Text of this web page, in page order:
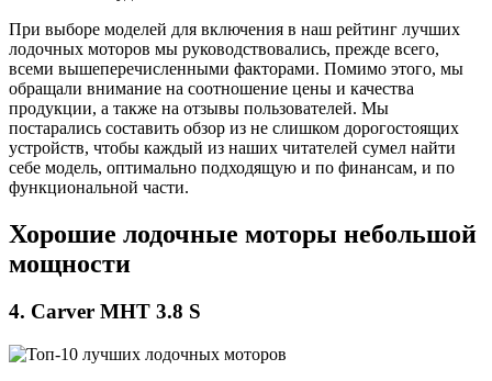
При выборе моделей для включения в наш рейтинг лучших
лодочных моторов мы руководствовались, прежде всего,
всеми вышеперечисленными факторами. Помимо этого, мы
обращали внимание на соотношение цены и качества
продукции, а также на отзывы пользователей. Мы
постарались составить обзор из не слишком дорогостоящих
устройств, чтобы каждый из наших читателей сумел найти
себе модель, оптимально подходящую и по финансам, и по
функциональной части.
Хорошие лодочные моторы небольшой
мощности
4. Carver MHT 3.8 S